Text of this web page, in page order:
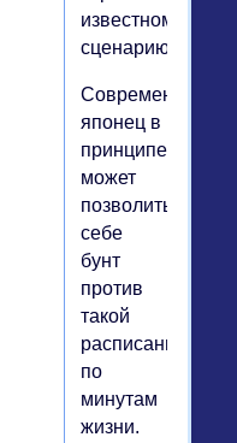
известному
сценарию.
Современный
японец в
принципе
может
позволить
себе
бунт
против
такой
расписанной
по
минутам
жизни.